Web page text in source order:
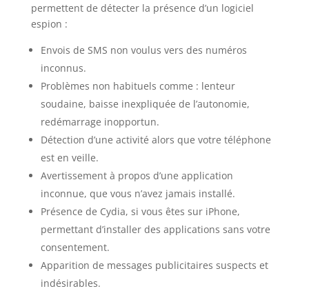
permettent de détecter la présence d’un logiciel
espion :
Envois de SMS non voulus vers des numéros
inconnus.
Problèmes non habituels comme : lenteur
soudaine, baisse inexpliquée de l’autonomie,
redémarrage inopportun.
Détection d’une activité alors que votre téléphone
est en veille.
Avertissement à propos d’une application
inconnue, que vous n’avez jamais installé.
Présence de Cydia, si vous êtes sur iPhone,
permettant d’installer des applications sans votre
consentement.
Apparition de messages publicitaires suspects et
indésirables.